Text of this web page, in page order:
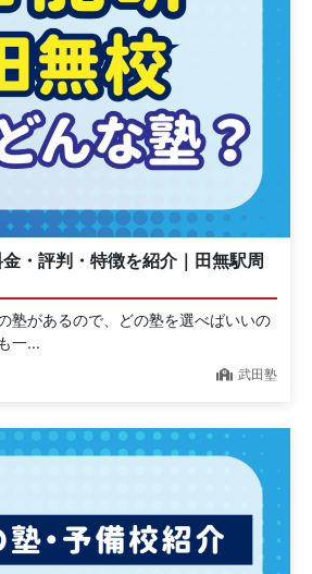
・評判・特徴を紹介｜田無駅周
塾があるので、どの塾を選べばいいの
一...
武田塾